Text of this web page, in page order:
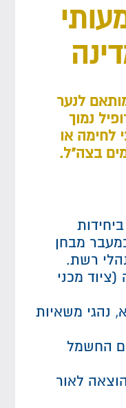
לנער
נמוך
לחימה או
בצה"ל.
מבחן
רשת.
מכני
נהגי משאיות
החשמל
לאור